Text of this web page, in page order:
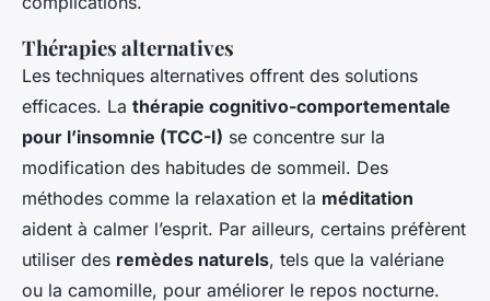
Thérapies alternatives
Les techniques alternatives offrent des solutions
efficaces. La thérapie cognitivo-comportementale
pour l’insomnie (TCC-I) se concentre sur la
modification des habitudes de sommeil. Des
méthodes comme la relaxation et la méditation
aident à calmer l’esprit. Par ailleurs, certains préfèrent
utiliser des remèdes naturels, tels que la valériane
ou la camomille, pour améliorer le repos nocturne.